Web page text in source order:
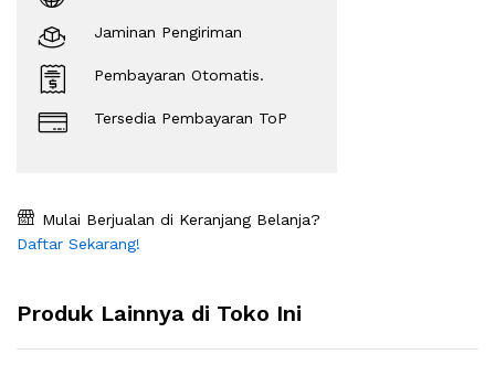
Jaminan Pengiriman
Pembayaran Otomatis.
Tersedia Pembayaran ToP
Mulai Berjualan di Keranjang Belanja?
Daftar Sekarang!
Produk Lainnya di Toko Ini